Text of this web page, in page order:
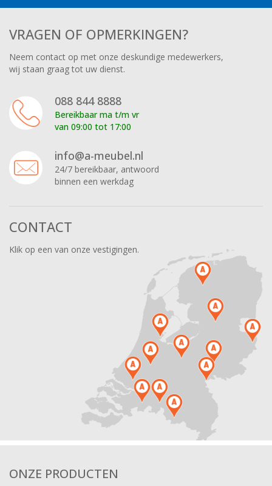
VRAGEN OF OPMERKINGEN?
Neem contact op met onze deskundige medewerkers,
wij staan graag tot uw dienst.
088 844 8888
Bereikbaar ma t/m vr
van 09:00 tot 17:00
info@a-meubel.nl
24/7 bereikbaar, antwoord
binnen een werkdag
CONTACT
Klik op een van onze vestigingen.
ONZE PRODUCTEN